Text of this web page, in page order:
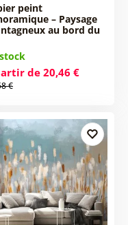
peint
– Paysage
au bord du
de 20,46 €
€